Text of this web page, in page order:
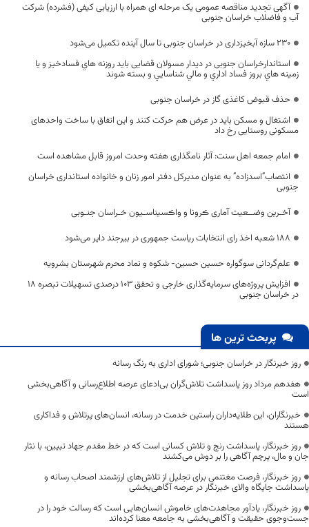
آگهی تجدید مناقصه عمومی یک مرحله ای همراه با ارزیابی کیفی (فشرده) شرکت
آب و فاضلاب خراسان جنوبی
۲۳۰ سازه آبخیزداری در خراسان جنوبی تا سال آینده تکمیل می‌شود
استاندارخراسان جنوبی در دیدار مسولان قضایی بايد روزنه هاي فسادخيز و يا
زمينه هاي بروز فساد اداري و مالي شناسايي و بسته شوند
حذف قبوض کاغذی گاز در خراسان جنوبی
اشتغال و مسکن باید در عرض هم حرکت کنند و این اتفاق با ساخت واحدهای
مسکونی روستایی رخ داد
امام جمعه اهل سنت: آثار نامگذاری هفته وحدت امروز قابل مشاهده است
انتصاب”اسدزاده” به عنوان مدیرکل دفتر امور زنان و خانواده استانداری خراسان
جنوبی
آخـرین وضــعیت آماری ڪرونا و واڪسیناسـیون خـراسان جنـوبی
۱۸۸ شعبه اخذ رای انتخابات ریاست جمهوری در بیرجند دایر می‌شود
علم‌گردانی سوگواره حسین حسین- شکوه و نماد محرم شهرستان بشرویه
افزایش پروژه‌های سرمایه‌گذاری خارجی و تحقق ۱۰۳ درصدی تسهیلات تبصره ۱۸
در خراسان جنوبی
پربحث ترین ها
روز خبرنگار در خراسان جنوبی؛ شورای اداری به رنگ رسانه
هفدهم مرداد روز پاسداشت تلاش‌گران بی‌ادعای عرصه اطلاع‌رسانی و آگاهی‌بخشی
است
خبرنگاران، این طلایه‌داران راستین خدمت در رسانه، انسان‌های پرتلاش و فداکاری
هستند
روز خبرنگار، پاسداشت رنج و تلاش کسانی است که در خط مقدم جهاد تبیین، با نثار
جان و مال، پرچم آگاهی را بر دوش می‌کشند
روز خبرنگار، فرصت مغتنمی برای تجلیل از تلاش‌های ارزشمند اصحاب رسانه و
پاسداشت جایگاه والای خبرنگار در عرصه آگاهی‌بخشی
روز خبرنگار، یادآور مجاهدت‌های خاموش انسان‌هایی است که رسالت خود را در
جست‌وجوی حقیقت و آگاهی‌بخشی به جامعه معنا کرده‌اند